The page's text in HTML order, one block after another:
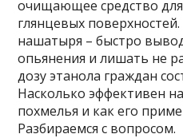
очищающее средство для
глянцевых
нашатыря – быстро
опьянения и лишать не
дозу этанола граждан
Насколько эффективен
похмелья и как его
Разбираемся с вопросом.